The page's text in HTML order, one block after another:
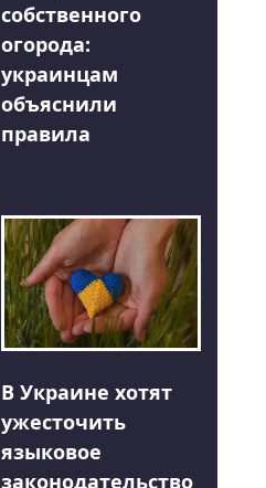
собственного
огорода:
украинцам
объяснили
правила
В Украине хотят
ужесточить
языковое
законодательство